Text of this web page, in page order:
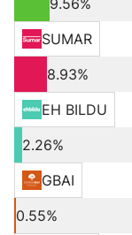
9.56%
SUMAR
8.93%
EH BILDU
2.26%
GBAI
0.55%